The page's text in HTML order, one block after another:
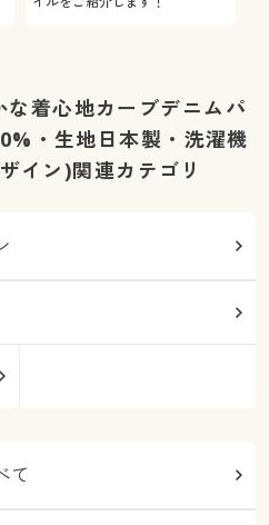
着心地カーブデニムパ
・生地日本製・洗濯機
イン)関連カテゴリ
て